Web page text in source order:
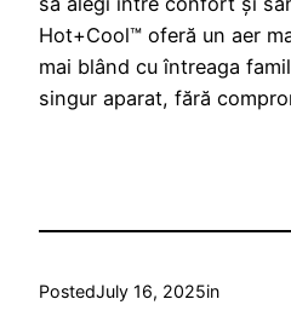
Hot+Cool™ oferă un aer
mai blând cu întreaga
singur aparat, fără
PostedJuly 16, 2025in